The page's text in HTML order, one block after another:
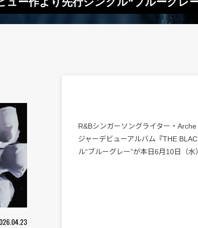
R&Bシンガーソングライター・
ジャーデビューアルバム『THE
ル“ブルーグレー”が本日6月10日（水